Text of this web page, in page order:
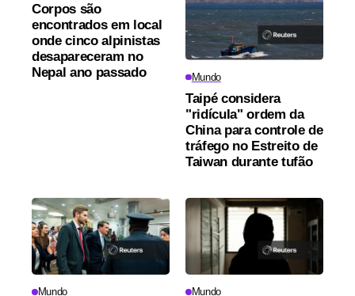
Corpos são
encontrados em local
onde cinco alpinistas
desapareceram no
Nepal ano passado
Mundo
Taipé considera
"ridícula" ordem da
China para controle de
tráfego no Estreito de
Taiwan durante tufão
Mundo Mundo